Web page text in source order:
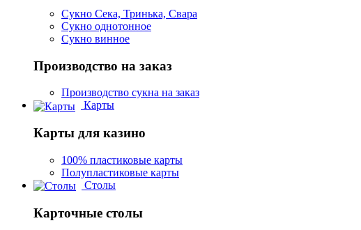
Сукно Сека, Тринька, Свара
Сукно однотонное
Сукно винное
Производство на заказ
Производство сукна на заказ
Карты
Карты для казино
100% пластиковые карты
Полупластиковые карты
Столы
Карточные столы